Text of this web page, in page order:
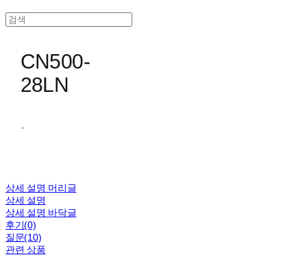
CN500-
28LN
-
상세 설명 머리글
상세 설명
상세 설명 바닥글
후기(0)
질문(10)
관련 상품